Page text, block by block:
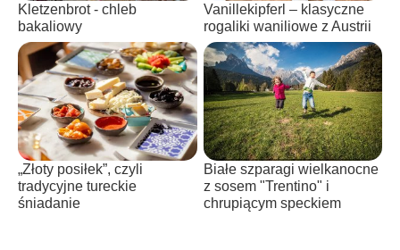
Kletzenbrot - chleb
bakaliowy
Vanillekipferl – klasyczne
rogaliki waniliowe z Austrii
„Złoty posiłek”, czyli
tradycyjne tureckie
śniadanie
Białe szparagi wielkanocne
z sosem "Trentino" i
chrupiącym speckiem